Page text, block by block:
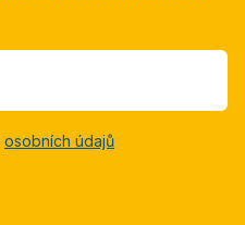
osobních údajů